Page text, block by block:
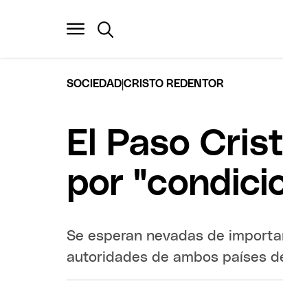
SOCIEDAD|CRISTO REDENTOR
El Paso
por
Se esperan nevadas de
autoridades de ambos países